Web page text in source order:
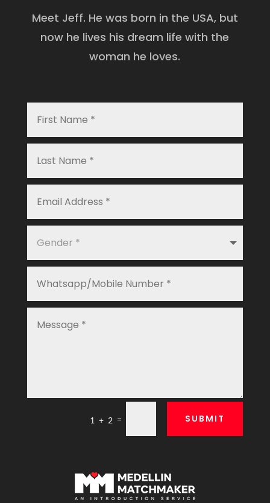
Meet Jeff. He was born in the USA, but
now he lives his dream life with the
woman he loves.
1 + 2 = SUBMIT